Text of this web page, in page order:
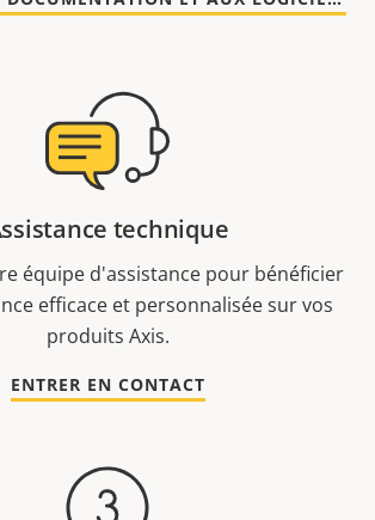
technique
équipe d'assistance pour bénéficier
efficace et personnalisée sur vos
produits Axis.
ENTRER EN CONTACT